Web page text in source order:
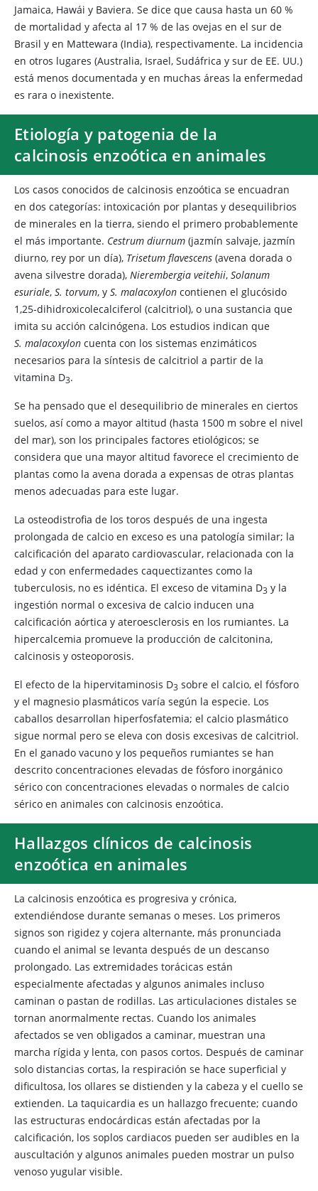
Jamaica, Hawái y Baviera. Se dice que causa hasta un 60 %
de mortalidad y afecta al 17 % de las ovejas en el sur de
Brasil y en Mattewara (India), respectivamente. La incidencia
en otros lugares (Australia, Israel, Sudáfrica y sur de EE. UU.)
está menos documentada y en muchas áreas la enfermedad
es rara o inexistente.
Etiología y patogenia de la
calcinosis enzoótica en animales
Los casos conocidos de calcinosis enzoótica se encuadran
en dos categorías: intoxicación por plantas y desequilibrios
de minerales en la tierra, siendo el primero probablemente
el más importante. Cestrum diurnum (jazmín salvaje, jazmín
diurno, rey por un día), Trisetum flavescens (avena dorada o
avena silvestre dorada), Nierembergia veitehii, Solanum
esuriale, S. torvum, y S. malacoxylon contienen el glucósido
1,25-dihidroxicolecalciferol (calcitriol), o una sustancia que
imita su acción calcinógena. Los estudios indican que
S. malacoxylon cuenta con los sistemas enzimáticos
necesarios para la síntesis de calcitriol a partir de la
vitamina D​3.
Se ha pensado que el desequilibrio de minerales en ciertos
suelos, así como a mayor altitud (hasta 1500 m sobre el nivel
del mar), son los principales factores etiológicos; se
considera que una mayor altitud favorece el crecimiento de
plantas como la avena dorada a expensas de otras plantas
menos adecuadas para este lugar.
La osteodistrofia de los toros después de una ingesta
prolongada de calcio en exceso es una patología similar; la
calcificación del aparato cardiovascular, relacionada con la
edad y con enfermedades caquectizantes como la
tuberculosis, no es idéntica. El exceso de vitamina D​3 y la
ingestión normal o excesiva de calcio inducen una
calcificación aórtica y ateroesclerosis en los rumiantes. La
hipercalcemia promueve la producción de calcitonina,
calcinosis y osteoporosis.
El efecto de la hipervitaminosis D​3 sobre el calcio, el fósforo
y el magnesio plasmáticos varía según la especie. Los
caballos desarrollan hiperfosfatemia; el calcio plasmático
sigue normal pero se eleva con dosis excesivas de calcitriol.
En el ganado vacuno y los pequeños rumiantes se han
descrito concentraciones elevadas de fósforo inorgánico
sérico con concentraciones elevadas o normales de calcio
sérico en animales con calcinosis enzoótica.
Hallazgos clínicos de calcinosis
enzoótica en animales
La calcinosis enzoótica es progresiva y crónica,
extendiéndose durante semanas o meses. Los primeros
signos son rigidez y cojera alternante, más pronunciada
cuando el animal se levanta después de un descanso
prolongado. Las extremidades torácicas están
especialmente afectadas y algunos animales incluso
caminan o pastan de rodillas. Las articulaciones distales se
tornan anormalmente rectas. Cuando los animales
afectados se ven obligados a caminar, muestran una
marcha rígida y lenta, con pasos cortos. Después de caminar
solo distancias cortas, la respiración se hace superficial y
dificultosa, los ollares se distienden y la cabeza y el cuello se
extienden. La taquicardia es un hallazgo frecuente; cuando
las estructuras endocárdicas están afectadas por la
calcificación, los soplos cardiacos pueden ser audibles en la
auscultación y algunos animales pueden mostrar un pulso
venoso yugular visible.